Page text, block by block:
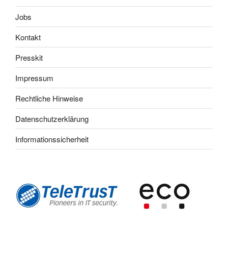
Jobs
Kontakt
Presskit
Impressum
Rechtliche Hinweise
Datenschutzerklärung
Informationssicherheit